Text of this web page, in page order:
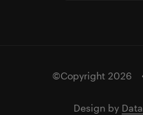
©Copyright 2026
Design by